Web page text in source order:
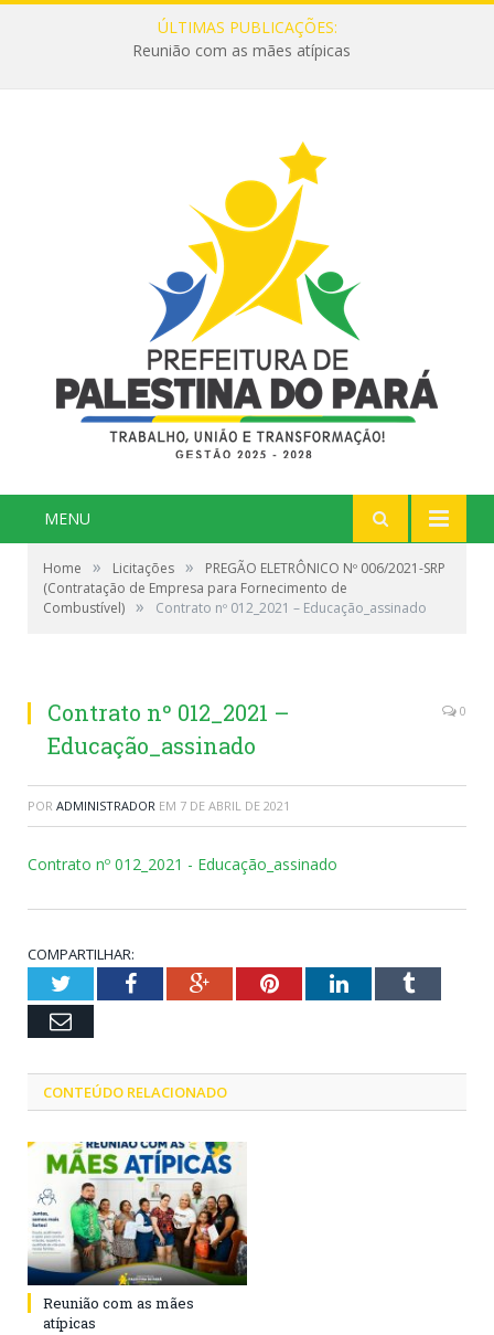
ÚLTIMAS PUBLICAÇÕES:
Reunião com as mães atípicas
MENU
Home » Licitações »
PREGÃO ELETRÔNICO Nº 006/2021-SRP
(Contratação de Empresa para Fornecimento de
Combustível) » Contrato nº 012_2021 – Educação_assinado
Contrato nº 012_2021 –
Educação_assinado
0
POR ADMINISTRADOR EM 7 DE ABRIL DE 2021
Contrato nº 012_2021 - Educação_assinado
COMPARTILHAR:
TwitterFacebookGoogle+PinterestLinkedInTumblr
Email
CONTEÚDO RELACIONADO
Reunião com as mães
atípicas